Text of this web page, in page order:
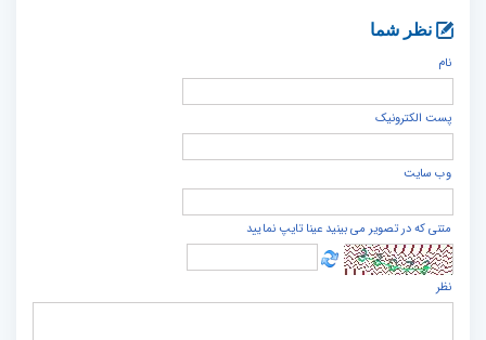
نظر شما
نام
پست الكترونيک
وب سایت
متنی که در تصویر می بینید عینا تایپ نمایید
نظر